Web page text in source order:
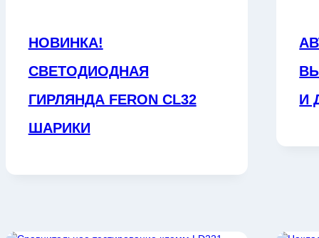
НОВИНКА!
СВЕТОДИОДНАЯ
ГИРЛЯНДА FERON CL32
ШАРИКИ
И